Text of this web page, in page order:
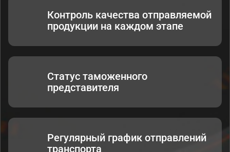
Контроль качества отправляемой
продукции на каждом этапе
Статус таможенного
представителя
Регулярный график отправлений
транспорта